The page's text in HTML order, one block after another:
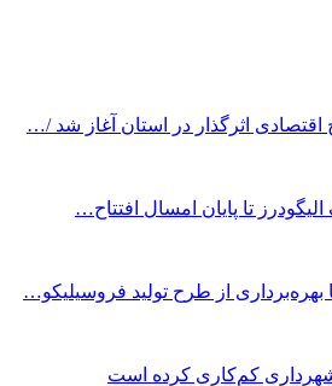
اثرگذار در استان آغاز شد /…
تا پایان امسال افتتاح…
کم‌کاری کرده است